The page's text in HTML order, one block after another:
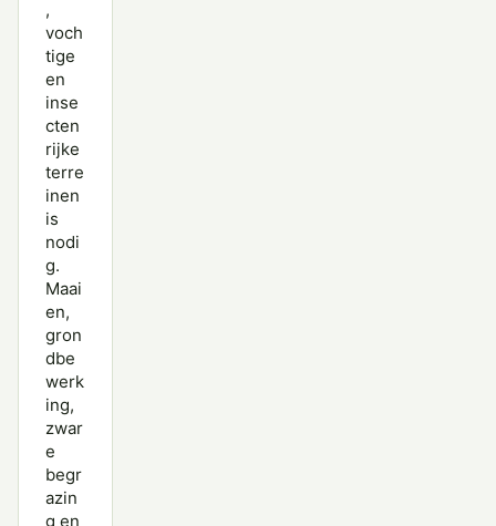
,
voch
tige
en
inse
cten
rijke
terre
inen
is
nodi
g.
Maai
en,
gron
dbe
werk
ing,
zwar
e
begr
azin
g en